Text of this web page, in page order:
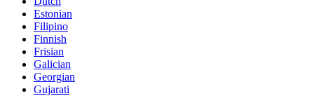
Estonian
Filipino
Finnish
Frisian
Galician
Georgian
Gujarati